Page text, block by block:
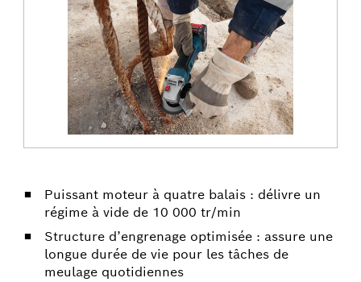
Puissant moteur à quatre balais : délivre un
régime à vide de 10 000 tr/min
Structure d’engrenage optimisée : assure une
longue durée de vie pour les tâches de
meulage quotidiennes